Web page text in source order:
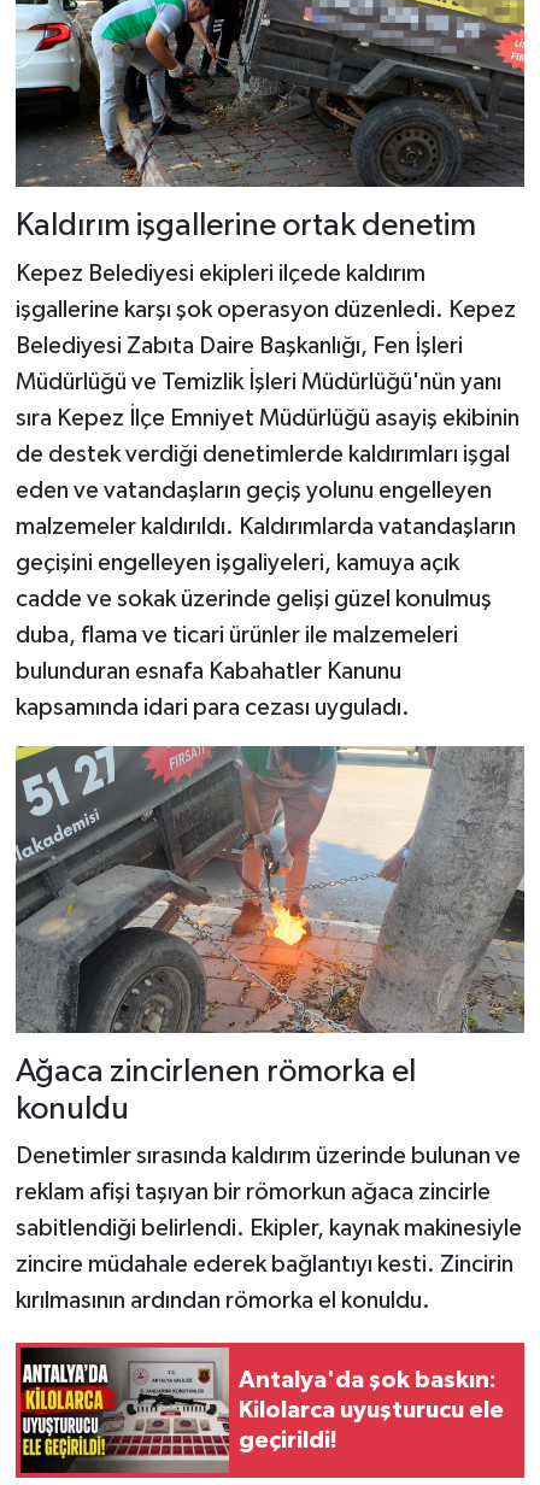
Kaldırım işgallerine ortak denetim
Kepez Belediyesi ekipleri ilçede kaldırım
işgallerine karşı şok operasyon düzenledi. Kepez
Belediyesi Zabıta Daire Başkanlığı, Fen İşleri
Müdürlüğü ve Temizlik İşleri Müdürlüğü'nün yanı
sıra Kepez İlçe Emniyet Müdürlüğü asayiş ekibinin
de destek verdiği denetimlerde kaldırımları işgal
eden ve vatandaşların geçiş yolunu engelleyen
malzemeler kaldırıldı. Kaldırımlarda vatandaşların
geçişini engelleyen işgaliyeleri, kamuya açık
cadde ve sokak üzerinde gelişi güzel konulmuş
duba, flama ve ticari ürünler ile malzemeleri
bulunduran esnafa Kabahatler Kanunu
kapsamında idari para cezası uyguladı.
Ağaca zincirlenen römorka el
konuldu
Denetimler sırasında kaldırım üzerinde bulunan ve
reklam afişi taşıyan bir römorkun ağaca zincirle
sabitlendiği belirlendi. Ekipler, kaynak makinesiyle
zincire müdahale ederek bağlantıyı kesti. Zincirin
kırılmasının ardından römorka el konuldu.
Antalya'da şok baskın:
Kilolarca uyuşturucu ele
geçirildi!